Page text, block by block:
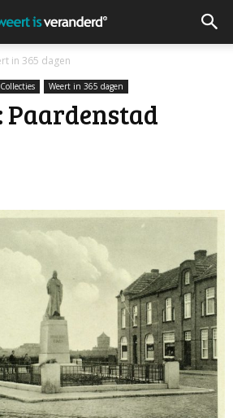
in 365 dagen
Collecties Weert in 365 dagen
Paardenstad